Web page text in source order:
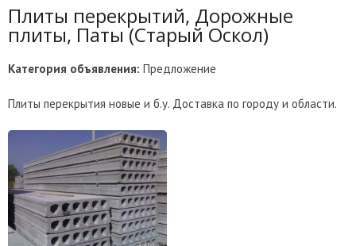
Плиты перекрытий, Дорожные
плиты, Паты (Старый Оскол)
Категория объявления: Предложение
Плиты перекрытия новые и б.у. Доставка по городу и области.
Отмена Отправить сообщение